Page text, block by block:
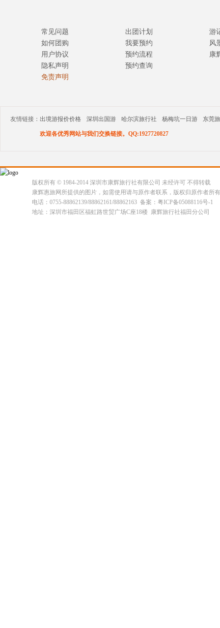
常见问题
如何团购
用户协议
隐私声明
免责声明
出团计划
我要预约
预约流程
预约查询
游
风
康
友情链接： 出境游报价价格 深圳出国游 哈尔滨旅行社 杨梅坑一日游 东莞
欢迎各优秀网站与我们交换链接。QQ:1927720827
版权所有 © 1984-2014 深圳市康辉旅行社有限公司 未经许可 不得转载
康辉惠旅网所提供的图片，如需使用请与原作者联系，版权归原作者所
电话：0755-88862139/88862161/88862163 备案：粤ICP备05088116号-1
地址：深圳市福田区福虹路世贸广场C座18楼 康辉旅行社福田分公司